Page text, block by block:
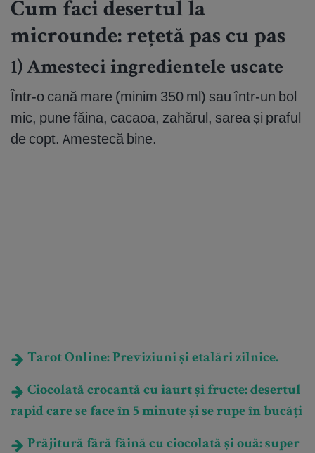
Cum faci desertul la
microunde: rețetă pas cu pas
1) Amesteci ingredientele uscate
Într-o cană mare (minim 350 ml) sau într-un bol
mic, pune făina, cacaoa, zahărul, sarea și praful
de copt. Amestecă bine.
Tarot Online: Previziuni și etalări zilnice.
Ciocolată crocantă cu iaurt și fructe: desertul
rapid care se face în 5 minute și se rupe în bucăți
Prăjitură fără făină cu ciocolată și ouă: super